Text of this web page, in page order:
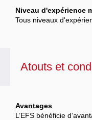
Niveau d'expérience
Tous niveaux
Atouts et
Avantages
L’EFS bénéficie